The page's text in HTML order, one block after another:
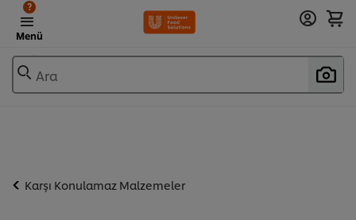
Menü
?
Ara
Karşı Konulamaz Malzemeler